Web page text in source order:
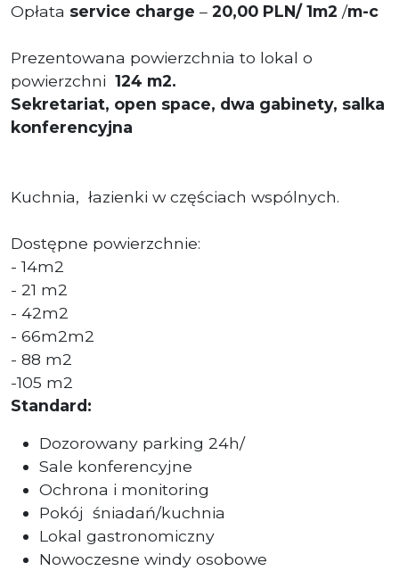
Opłata service charge – 20,00 PLN/ 1m2 /m-c
Prezentowana powierzchnia to lokal o
powierzchni 124 m2.
Sekretariat, open space, dwa gabinety, salka
konferencyjna
Kuchnia, łazienki w częściach wspólnych.
Dostępne powierzchnie:
- 14m2
- 21 m2
- 42m2
- 66m2m2
- 88 m2
-105 m2
Standard:
Dozorowany parking 24h/
Sale konferencyjne
Ochrona i monitoring
Pokój śniadań/kuchnia
Lokal gastronomiczny
Nowoczesne windy osobowe